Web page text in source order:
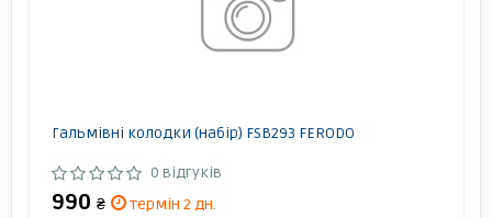
Гальмівні колодки (набір) FSB293 FERODO
0 відгуків
990 ₴
термін 2 дн.